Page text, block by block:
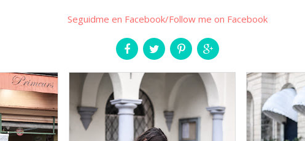
Seguidme en Facebook/Follow me on Facebook